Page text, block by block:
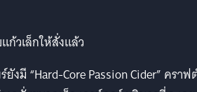
ก้วเล็กให้สั่งแล้ว
ยังมี “Hard-Core Passion Cider” คราฟ